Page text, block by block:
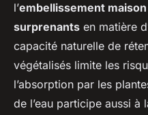
l’embellissement maison
surprenants en matière
capacité naturelle de
végétalisés limite les
l’absorption par les
de l’eau participe aussi à